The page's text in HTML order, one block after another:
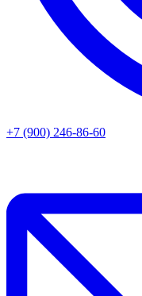
+7 (900) 246-86-60